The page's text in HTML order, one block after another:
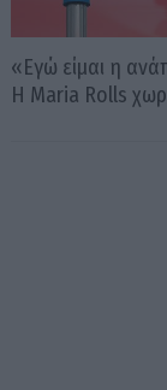
«Εγώ είμαι η
Η Maria Rolls